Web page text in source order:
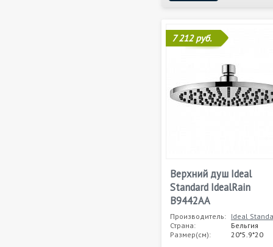
7 212 руб.
Верхний душ Ideal
Standard IdealRain
B9442AA
Производитель: Ideal
Страна:
Бельгия
Размер(см):
20*5.9*20